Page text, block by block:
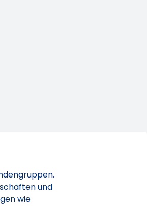
und
wie